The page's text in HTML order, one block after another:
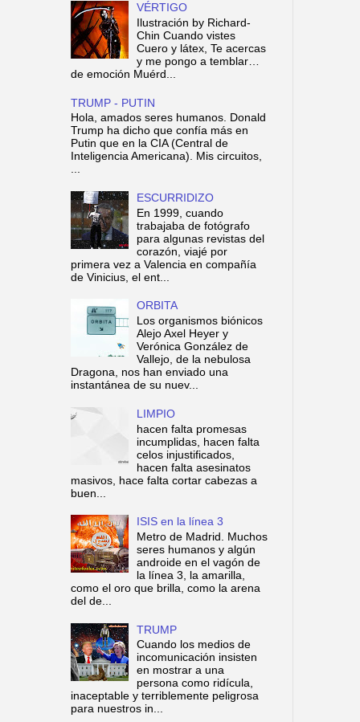
VÉRTIGO
Ilustración by Richard-
Chin Cuando vistes
Cuero y látex, Te acercas
y me pongo a temblar…
de emoción Muérd...
TRUMP - PUTIN
Hola, amados seres humanos. Donald
Trump ha dicho que confía más en
Putin que en la CIA (Central de
Inteligencia Americana). Mis circuitos,
...
ESCURRIDIZO
En 1999, cuando
trabajaba de fotógrafo
para algunas revistas del
corazón, viajé por
primera vez a Valencia en compañía
de Vinicius, el ent...
ORBITA
Los organismos biónicos
Alejo Axel Heyer y
Verónica González de
Vallejo, de la nebulosa
Dragona, nos han enviado una
instantánea de su nuev...
LIMPIO
hacen falta promesas
incumplidas, hacen falta
celos injustificados,
hacen falta asesinatos
masivos, hace falta cortar cabezas a
buen...
ISIS en la línea 3
Metro de Madrid. Muchos
seres humanos y algún
androide en el vagón de
la línea 3, la amarilla,
como el oro que brilla, como la arena
del de...
TRUMP
Cuando los medios de
incomunicación insisten
en mostrar a una
persona como ridícula,
inaceptable y terriblemente peligrosa
para nuestros in...